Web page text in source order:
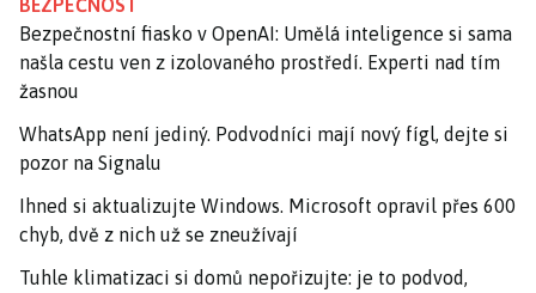
BEZPEČNOST
Bezpečnostní fiasko v OpenAI: Umělá inteligence si sama
našla cestu ven z izolovaného prostředí. Experti nad tím
žasnou
WhatsApp není jediný. Podvodníci mají nový fígl, dejte si
pozor na Signalu
Ihned si aktualizujte Windows. Microsoft opravil přes 600
chyb, dvě z nich už se zneužívají
Tuhle klimatizaci si domů nepořizujte: je to podvod,